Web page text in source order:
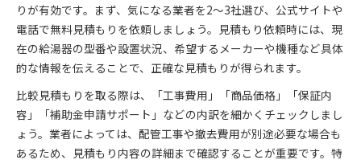
りが有効です。まず、気になる業者を2～3社選び、公式サイトや
電話で無料見積もりを依頼しましょう。見積もり依頼時には、現
在の給湯器の型番や設置状況、希望するメーカーや機種など具体
的な情報を伝えることで、正確な見積もりが得られます。
比較見積もりを取る際は、「工事費用」「商品価格」「保証内
容」「補助金申請サポート」などの内訳を細かくチェックしまし
ょう。業者によっては、配管工事や撤去費用が別途必要な場合も
あるため、見積もり内容の詳細まで確認することが重要です。特